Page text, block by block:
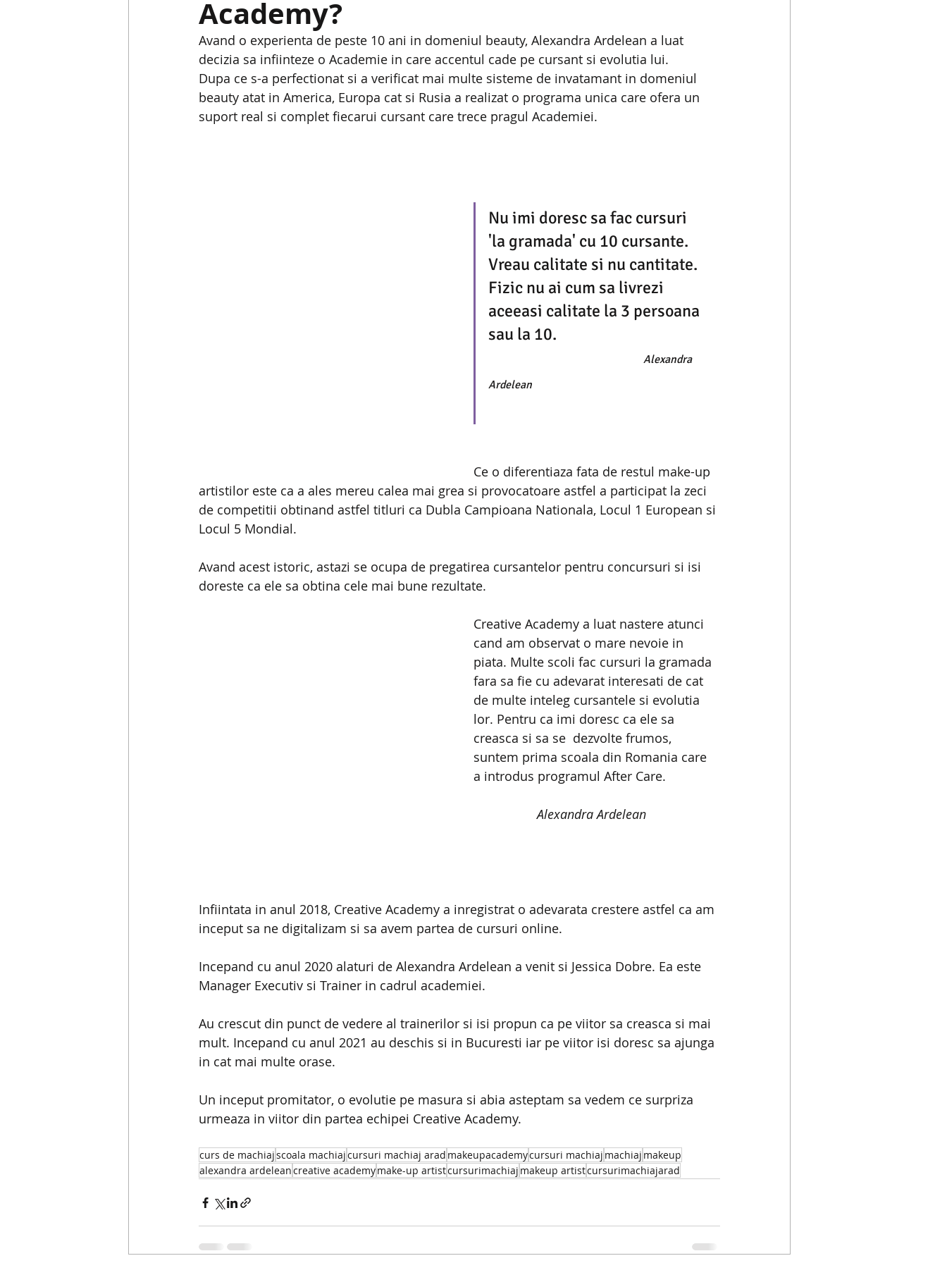
Academy?
Avand o experienta de peste 10 ani in domeniul beauty, Alexandra Ardelean a luat
decizia sa infiinteze o Academie in care accentul cade pe cursant si evolutia lui.
Dupa ce s-a perfectionat si a verificat mai multe sisteme de invatamant in domeniul
beauty atat in America, Europa cat si Rusia a realizat o programa unica care ofera un
suport real si complet fiecarui cursant care trece pragul Academiei.
Nu imi doresc sa fac cursuri
'la gramada' cu 10 cursante.
Vreau calitate si nu cantitate.
Fizic nu ai cum sa livrezi
aceeasi calitate la 3 persoana
sau la 10.
Alexandra
Ardelean
Ce o diferentiaza fata de restul make-up
artistilor este ca a ales mereu calea mai grea si provocatoare astfel a participat la zeci
de competitii obtinand astfel titluri ca Dubla Campioana Nationala, Locul 1 European si
Locul 5 Mondial.
Avand acest istoric, astazi se ocupa de pregatirea cursantelor pentru concursuri si isi
doreste ca ele sa obtina cele mai bune rezultate.
Creative Academy a luat nastere atunci
cand am observat o mare nevoie in
piata. Multe scoli fac cursuri la gramada
fara sa fie cu adevarat interesati de cat
de multe inteleg cursantele si evolutia
lor. Pentru ca imi doresc ca ele sa
creasca si sa se  dezvolte frumos,
suntem prima scoala din Romania care
a introdus programul After Care.
Alexandra Ardelean
Infiintata in anul 2018, Creative Academy a inregistrat o adevarata crestere astfel ca am
inceput sa ne digitalizam si sa avem partea de cursuri online.
Incepand cu anul 2020 alaturi de Alexandra Ardelean a venit si Jessica Dobre. Ea este
Manager Executiv si Trainer in cadrul academiei.
Au crescut din punct de vedere al trainerilor si isi propun ca pe viitor sa creasca si mai
mult. Incepand cu anul 2021 au deschis si in Bucuresti iar pe viitor isi doresc sa ajunga
in cat mai multe orase.
Un inceput promitator, o evolutie pe masura si abia asteptam sa vedem ce surpriza
urmeaza in viitor din partea echipei Creative Academy.
curs de machiajscoala machiajcursuri machiaj arad makeupacademycursuri machiaj machiaj makeup
alexandra ardeleancreative academymake-up artistcursurimachiaj makeup artistcursurimachiajarad